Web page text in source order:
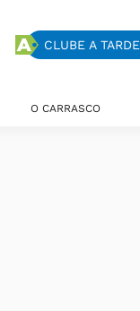
CLUBE A TARDE
O CARRASCO